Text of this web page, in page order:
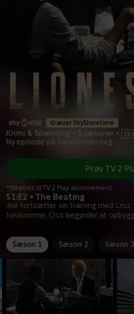
Kræver SkyShowtime
Krimi & Spænding • 3 sæsoner •
Ny episode på næste mandag
S1:E2 • The Beating
Joe fortsætter sin træning med Cruz,
tvivlsomme. Cruz begynder at
Prøv TV 2
*tilkøbes til TV 2 Play abonnement
Sæson 1 Sæson 2 Sæson 3